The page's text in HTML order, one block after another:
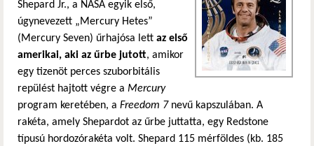
Shepard Jr., a NASA egyik első,
úgynevezett „Mercury Hetes”
(Mercury Seven) űrhajósa lett az első
amerikai, aki az űrbe jutott, amikor
egy tizenöt perces szuborbitális
repülést hajtott végre a Mercury
program keretében, a Freedom 7nevű kapszulában. A
rakéta, amely Shepardot az űrbe juttatta, egy Redstone
típusú hordozórakéta volt. Shepard 115 mérföldes (kb. 185